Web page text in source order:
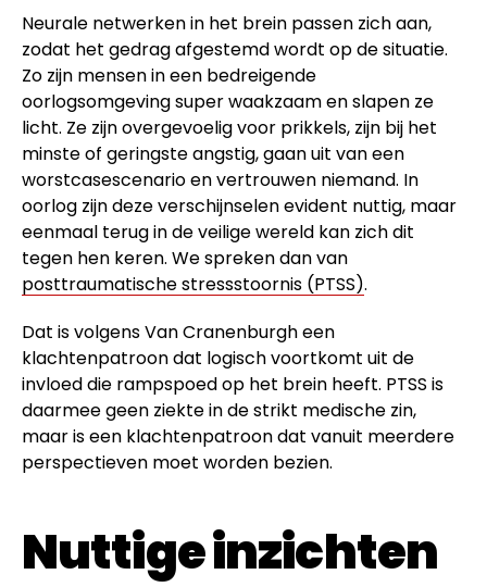
Neurale netwerken in het brein passen zich aan,
zodat het gedrag afgestemd wordt op de situatie.
Zo zijn mensen in een bedreigende
oorlogsomgeving super waakzaam en slapen ze
licht. Ze zijn overgevoelig voor prikkels, zijn bij het
minste of geringste angstig, gaan uit van een
worstcasescenario en vertrouwen niemand. In
oorlog zijn deze verschijnselen evident nuttig, maar
eenmaal terug in de veilige wereld kan zich dit
tegen hen keren. We spreken dan van
posttraumatische stressstoornis (PTSS).
Dat is volgens Van Cranenburgh een
klachtenpatroon dat logisch voortkomt uit de
invloed die rampspoed op het brein heeft. PTSS is
daarmee geen ziekte in de strikt medische zin,
maar is een klachtenpatroon dat vanuit meerdere
perspectieven moet worden bezien.
Nuttige inzichten